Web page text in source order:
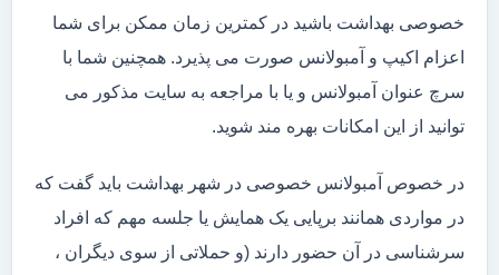
خصوصی بهداشت باشید در کمترین زمان ممکن برای شما
اعزام اکیپ و آمبولانس صورت می پذیرد. همچنین شما با
سرچ عنوان آمبولانس و یا با مراجعه به سایت مذکور می
توانید از این امکانات بهره مند شوید.
در خصوص آمبولانس خصوصی در شهر بهداشت باید گفت که
در مواردی همانند برپایی یک همایش یا جلسه مهم که افراد
سرشناسی در آن حضور دارند (و حملاتی از سوی دیگران ،